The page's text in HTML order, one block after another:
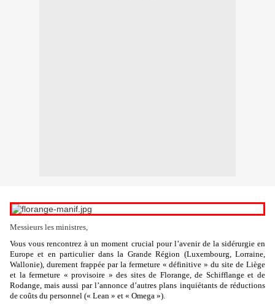
Messieurs les ministres,
Vous vous rencontrez à un moment crucial pour l’avenir de la sidérurgie en
Europe et en particulier dans la Grande Région (Luxembourg, Lorraine,
Wallonie), durement frappée par la fermeture « définitive » du site de Liège
et la fermeture « provisoire » des sites de Florange, de Schifflange et de
Rodange, mais aussi par l’annonce d’autres plans inquiétants de réductions
de coûts du personnel (« Lean » et « Omega »).